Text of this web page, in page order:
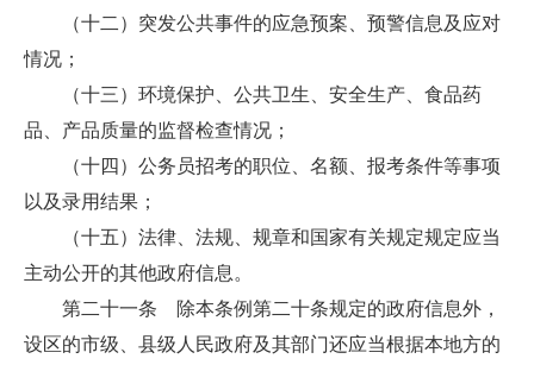
（十二）突发公共事件的应急预案、预警信息及应对
情况；
（十三）环境保护、公共卫生、安全生产、食品药
品、产品质量的监督检查情况；
（十四）公务员招考的职位、名额、报考条件等事项
以及录用结果；
（十五）法律、法规、规章和国家有关规定规定应当
主动公开的其他政府信息。
第二十一条 除本条例第二十条规定的政府信息外，
设区的市级、县级人民政府及其部门还应当根据本地方的